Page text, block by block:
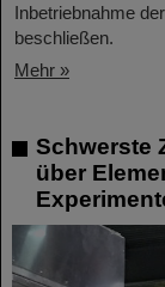
Inbetriebnahme
beschließen.
Mehr »
Schwerste
über